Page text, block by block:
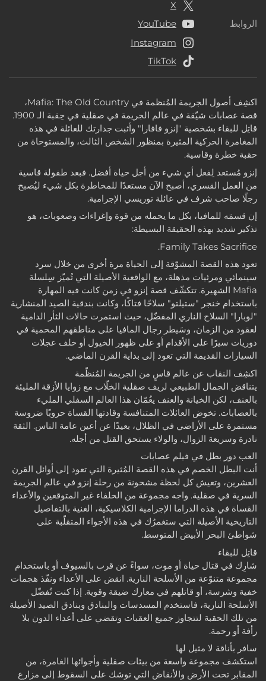
اكشِف أصول الجريمة المُنظمة في Mafia: The Old Country،
قصة عصابات شيّقة في عالم الجريمة في صقلية في حِقبة الـ 1900.
قاتِل للبقاء بشخصية "إنزو فافارا" وأثبت جدارتك للعائلة في هذه
المغامرة الحركية المثيرة بمنظور الشخص الثالث، والمستوحاة من
حقبة خطرة وقاسية.
إنزو مُستعد لِفعل أي شيء من أجل حياة أفضل. فبعد طفولة قاسية
من العمل القسري، أصبح الآن مستعدًا للمخاطرة بكل شيء ليُصبح
رجلًا صاحب شرف في عائلة توريسي الإجرامية.
إن قسمَه للمافيا، بكل ما يحمله من قوة وإغراءات وصعوبات، هو
تذكير شديد بهذه الحقيقة البسيطة:
Family Takes Sacrifice.
تعود هذه القصة المشوّقة إلى الحياة مرة أخرى من خلال سرد
سينمائي ومرئيات مذهلة، مع الواقعية الأصيلة التي تُميّز سِلسلة
Mafia الشهيرة. تتكشّف قصة إنزو في زمن كانت فيه المهارة
باستخدام خنجر "ستيلتو" سلاحًا فتاكًا، وكانت بندقية الصيد المنشارية
"لوبارا" السلاح الناري المفضّل، حيث استمرت حالات الثأر الدامية
لعقود من الزمان، وسَيطر رجال المافيا على مناطقهم المحمية في
دوريات سيرًا على الأقدام أو على ظهور الخيول أو خلف عجلات
السيارات القديمة التي تعود إلى بداية القرن الماضي.
اكشِف النقاب عن عالم قاسٍ من الجريمة المُنظّمة
يتناقض الجمال الطبيعي لريف صقلية الخلّاب مع زوايا الأزقة المليئة
بالعنف، لكن الخيانة والعنف يعُمّان هذا العالم السفلي المليء
بالعصابات. تخوض العائلات المتنافسة وقادتها القساة حروبًا ضروسة
مستمرة على الأراضي في الظلال، بعيدًا عن أعين عامة الناس. الثقة
نادرة وسريعة الزوال، والولاء يستحق القتل من أجله.
العب دور بطل في فيلم عصابات
أنت البطل الخصم في هذه القصة المُثيرة التي تعود إلى أوائل القرن
العشرين، وتعيش كل لحظة مشحونة من رحلة إنزو في عالم الجريمة
السرية في صقلية. واجه مجموعة من الحلفاء غير المتوقعين والأعداء
القساة في هذه الدراما الإجرامية الكلاسيكية، الغنية بالتفاصيل
التاريخية الأصيلة التي ستغمرُك في هذه الأجواء المتقلّبة على
شواطئ البحر الأبيض المتوسط.
قاتِل للبقاء
شارِك في قتال حياة أو موت، سواءً عن قرب بالسيوف أو باستخدام
مجموعة متنوّعة من الأسلحة النارية. انقض على الأعداء ونفّذ هجمات
خفية وشرسة، أو قاتلهم في معارك ضيقة وقوية. إذا كنت تُفضّل
الأسلحة النارية، فاستخدم المسدسات والبنادق وبنادق الصيد الأصيلة
من تلك الحقبة لتتجاوز جميع العقبات وتقضي على أعداء الدون بلا
رأفة أو رحمة.
سافر بأناقة لا مثيل لها
استكشف مجموعة واسعة من بيئات صقلية وأجوائها الغامرة، من
المقابر تحت الأرض والأنقاض التي توشك على السقوط إلى مزارع
الروابط الروابط
X
YouTube
Instagram
TikTok